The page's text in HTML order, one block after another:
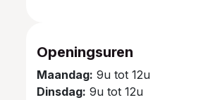
Openingsuren
Maandag: 9u tot 12u
Dinsdag: 9u tot 12u